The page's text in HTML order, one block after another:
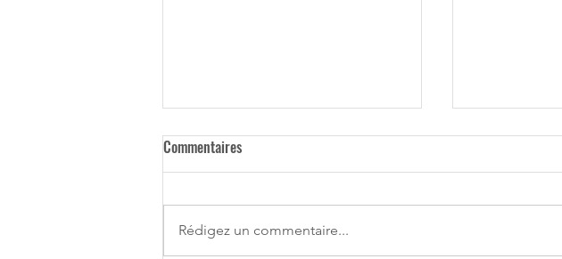
23 décembre 2025
Commentaires
Rédigez un commentaire...